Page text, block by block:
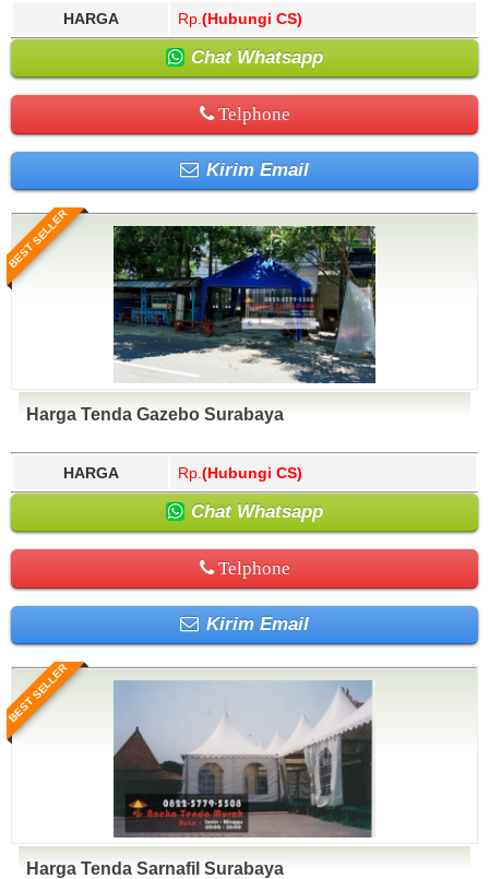
HARGA Rp. (Hubungi CS)
Chat Whatsapp
Telphone
Kirim Email
BEST SELLER
Harga Tenda Gazebo Surabaya
HARGA Rp. (Hubungi CS)
Chat Whatsapp
Telphone
Kirim Email
BEST SELLER
Harga Tenda Sarnafil Surabaya